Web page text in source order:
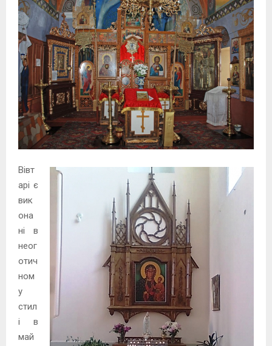
Вівт
арі є
вик
она
ні в
неог
отич
ном
у
стил
і в
май